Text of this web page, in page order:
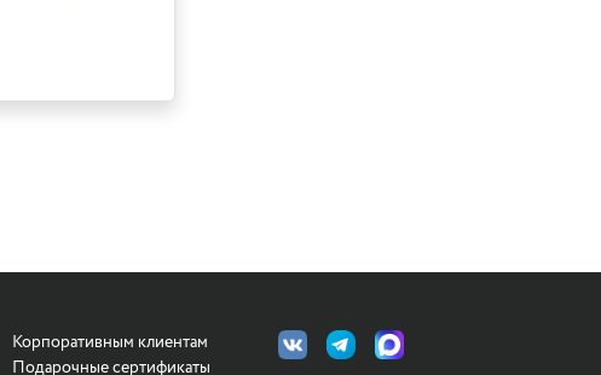
Корпоративным клиентам
Подарочные сертификаты